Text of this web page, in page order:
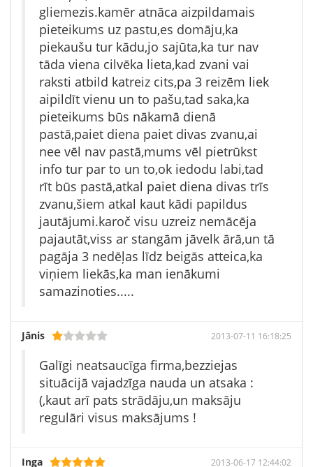
gliemezis.kamēr atnāca aizpildamais
pieteikums uz pastu,es domāju,ka
piekaušu tur kādu,jo sajūta,ka tur nav
tāda viena cilvēka lieta,kad zvani vai
raksti atbild katreiz cits,pa 3 reizēm liek
aipildīt vienu un to pašu,tad saka,ka
pieteikums būs nākamā dienā
pastā,paiet diena paiet divas zvanu,ai
nee vēl nav pastā,mums vēl pietrūkst
info tur par to un to,ok iedodu labi,tad
rīt būs pastā,atkal paiet diena divas trīs
zvanu,šiem atkal kaut kādi papildus
jautājumi.karoč visu uzreiz nemācēja
pajautāt,viss ar stangām jāvelk ārā,un tā
pagāja 3 nedēļas līdz beigās atteica,ka
viņiem liekās,ka man ienākumi
samazinoties.....
Jānis 2013-07-11 16:18:25
Galīgi neatsaucīga firma,bezziejas
situācijā vajadzīga nauda un atsaka :
(,kaut arī pats strādāju,un maksāju
regulāri visus maksājums !
Inga 2013-06-17 12:44:02